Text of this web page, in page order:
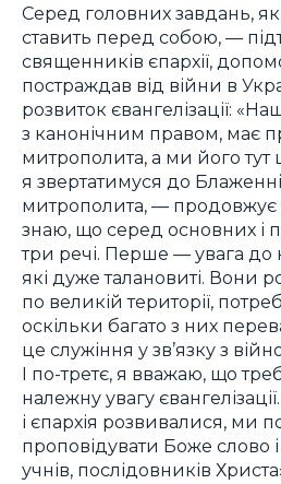
Серед головних завдань,
ставить перед собою, —
священників єпархії,
постраждав від війни в
розвиток євангелізації:
з канонічним правом, має
митрополита, а ми його
я звертатимуся до
митрополита, —
знаю, що серед основних і
три речі. Перше — увага
які дуже талановиті. Вони
по великій території,
оскільки багато з них
це служіння у зв’язку з
І по-третє, я вважаю, що
належну увагу
і єпархія розвивалися, ми
проповідувати Боже слово
учнів, послідовників